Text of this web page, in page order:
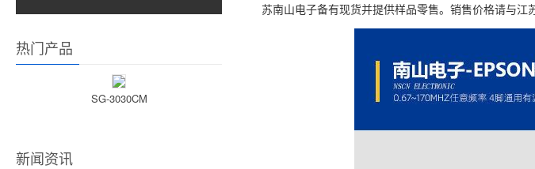
热门产品
SG-3030CM
新闻资讯
苏南山电子备有现货并提供样品零售。销售价格请与江